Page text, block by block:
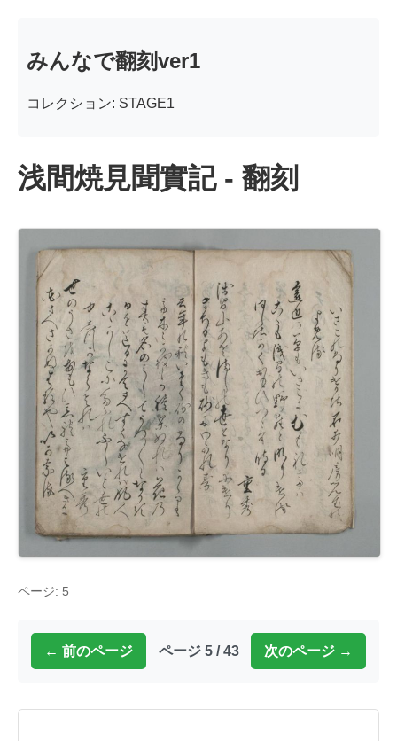
みんなで翻刻ver1
コレクション: STAGE1
浅間焼見聞實記 - 翻刻
ページ: 5
← 前のページ ページ 5 / 43 次のページ →